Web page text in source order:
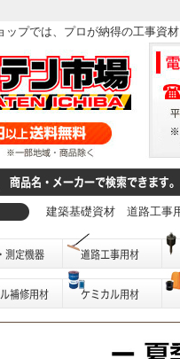
プでは、プロが納得の工事資材
建築基礎資材 道路工事